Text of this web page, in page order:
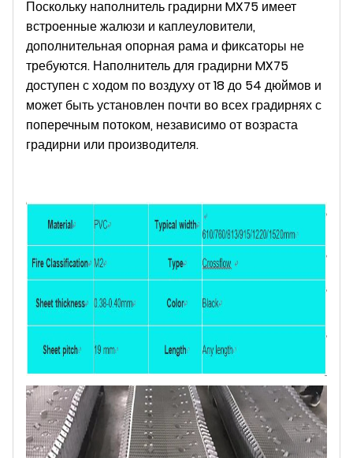
Поскольку наполнитель градирни MX75 имеет
встроенные жалюзи и каплеуловители,
дополнительная опорная рама и фиксаторы не
требуются. Наполнитель для градирни MX75
доступен с ходом по воздуху от 18 до 54 дюймов и
может быть установлен почти во всех градирнях с
поперечным потоком, независимо от возраста
градирни или производителя.